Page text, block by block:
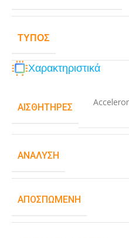
ΤΎΠΟΣ
Χαρακτηριστικά
ΑΙΣΘΗΤΉΡΕΣ
ΑΝΆΛΥΣΗ
ΑΠΟΣΠΏΜΕΝΗ